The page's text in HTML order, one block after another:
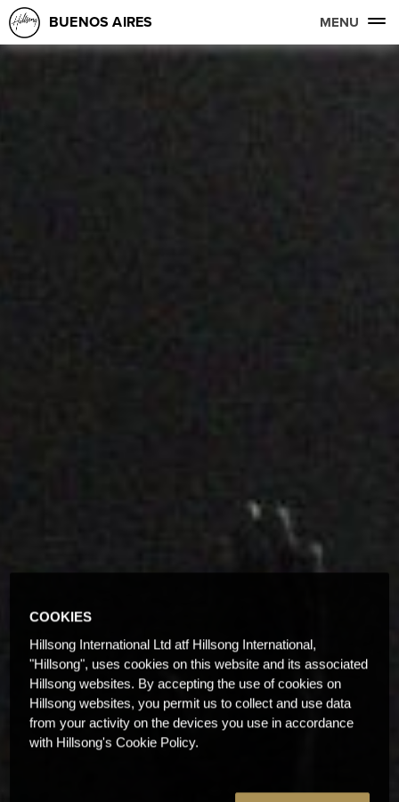
BUENOS AIRES MENU
COOKIES
Hillsong International Ltd atf Hillsong International,
"Hillsong", uses cookies on this website and its associated
Hillsong websites. By accepting the use of cookies on
Hillsong websites, you permit us to collect and use data
from your activity on the devices you use in accordance
with Hillsong's Cookie Policy.